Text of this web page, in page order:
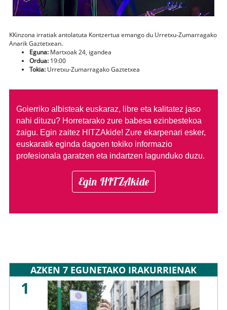
KKinzona irratiak antolatuta Kontzertua emango du Urretxu-Zumarragako
Anarik Gaztetxean.
Eguna:Martxoak 24, igandea
Ordua:19:00
Tokia:Urretxu-Zumarragako Gaztetxea
Goierriko albisteak euskaraz, libre eta kalitatez jaso
nahi dituzu? Horretarako zure babesa ezinbestekoa
zaigu. Egin zaitez HITZAkide! Zure ekarpenari esker,
euskaratik eginda dagoen tokiko informazio
profesionala garatzen eta indartzen lagunduko duzu.
Egin HITZAkide
AZKEN 7 EGUNETAKO IRAKURRIENAK
1